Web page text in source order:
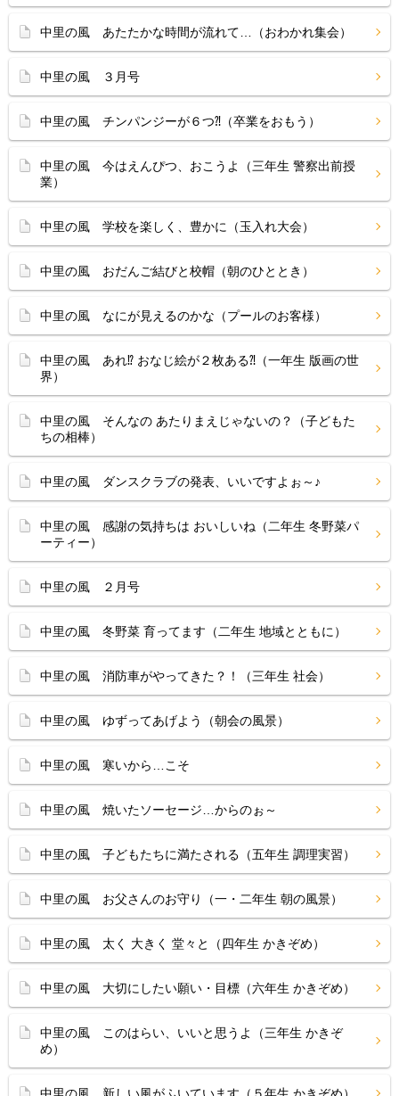
中里の風 あたたかな時間が流れて…（おわかれ集会）
中里の風 ３月号
中里の風 チンパンジーが６つ⁈（卒業をおもう）
中里の風 今はえんぴつ、おこうよ（三年生 警察出前授
業）
中里の風 学校を楽しく、豊かに（玉入れ大会）
中里の風 おだんご結びと校帽（朝のひととき）
中里の風 なにが見えるのかな（プールのお客様）
中里の風 あれ⁉ おなじ絵が２枚ある⁈（一年生 版画の世
界）
中里の風 そんなの あたりまえじゃないの？（子どもた
ちの相棒）
中里の風 ダンスクラブの発表、いいですよぉ～♪
中里の風 感謝の気持ちは おいしいね（二年生 冬野菜パ
ーティー）
中里の風 ２月号
中里の風 冬野菜 育ってます（二年生 地域とともに）
中里の風 消防車がやってきた？！（三年生 社会）
中里の風 ゆずってあげよう（朝会の風景）
中里の風 寒いから…こそ
中里の風 焼いたソーセージ…からのぉ～
中里の風 子どもたちに満たされる（五年生 調理実習）
中里の風 お父さんのお守り（一・二年生 朝の風景）
中里の風 太く 大きく 堂々と（四年生 かきぞめ）
中里の風 大切にしたい願い・目標（六年生 かきぞめ）
中里の風 このはらい、いいと思うよ（三年生 かきぞ
め）